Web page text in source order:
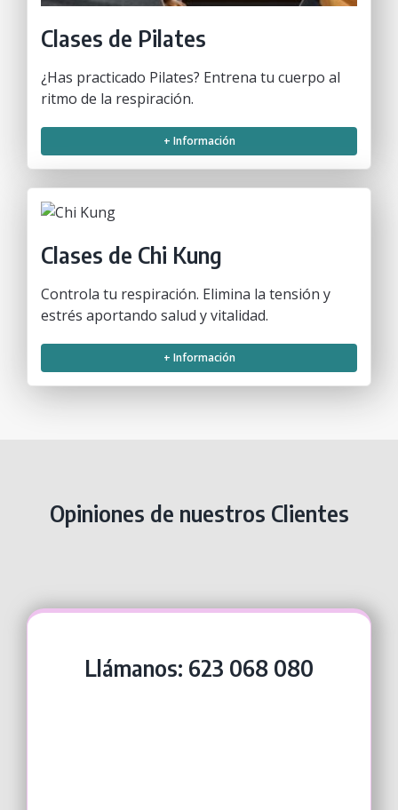
Clases de Pilates
¿Has practicado Pilates? Entrena tu cuerpo al
ritmo de la respiración.
+ Información
Clases de Chi Kung
Controla tu respiración. Elimina la tensión y
estrés aportando salud y vitalidad.
+ Información
Opiniones de nuestros Clientes
Llámanos: 623 068 080